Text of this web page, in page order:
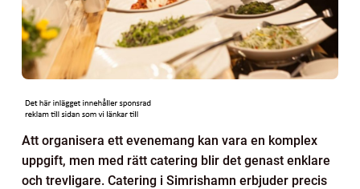
Att organisera ett evenemang kan vara en komplex
uppgift, men med rätt catering blir det genast enklare
och trevligare. Catering i Simrishamn erbjuder precis